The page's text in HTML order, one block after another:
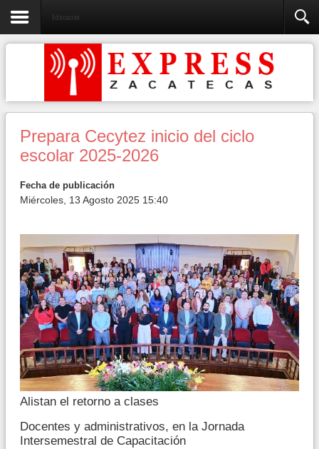
Educación
Prepara Cecytez inicio del ciclo
escolar 2025-2026
Fecha de publicación
Miércoles, 13 Agosto 2025 15:40
Alistan el retorno a clases
Docentes y administrativos, en la Jornada
Intersemestral de Capacitación